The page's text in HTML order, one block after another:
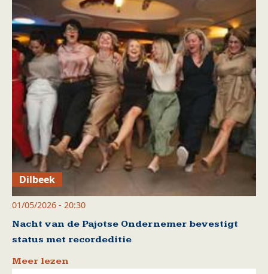
Dilbeek
01/05/2026 - 20:30
Nacht van de Pajotse Ondernemer bevestigt
status met recordeditie
Meer lezen